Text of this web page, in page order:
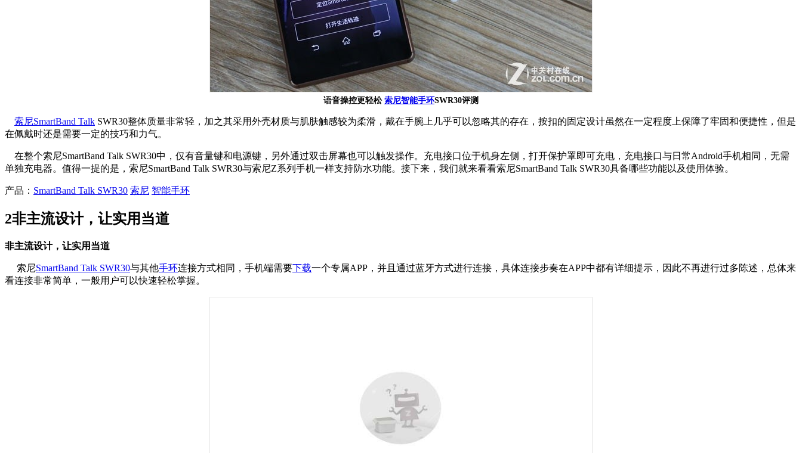
语音操控更轻松 索尼智能手环SWR30评测
索尼SmartBand Talk SWR30整体质量非常轻，加之其采用外壳材质与肌肤触感较为柔滑，戴在手腕上几乎可以忽略其的存在，按扣的固定设计虽然在一定程度上保障了牢固和便捷性，但是
在佩戴时还是需要一定的技巧和力气。
在整个索尼SmartBand Talk SWR30中，仅有音量键和电源键，另外通过双击屏幕也可以触发操作。充电接口位于机身左侧，打开保护罩即可充电，充电接口与日常Android手机相同，无需
单独充电器。值得一提的是，索尼SmartBand Talk SWR30与索尼Z系列手机一样支持防水功能。接下来，我们就来看看索尼SmartBand Talk SWR30具备哪些功能以及使用体验。
产品： SmartBand Talk SWR30 索尼 智能手环
2非主流设计，让实用当道
非主流设计，让实用当道
索尼SmartBand Talk SWR30与其他手环连接方式相同，手机端需要下载一个专属APP，并且通过蓝牙方式进行连接，具体连接步奏在APP中都有详细提示，因此不再进行过多陈述，总体来
看连接非常简单，一般用户可以快速轻松掌握。